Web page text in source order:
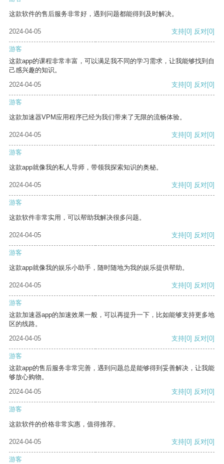
这款软件的售后服务非常好，遇到问题都能得到及时解决。
2024-04-05 支持[0] 反对[0]
游客
这款app的课程非常丰富，可以满足我不同的学习需求，让我能够找到自
己感兴趣的知识。
2024-04-05
支持[0] 反对[0]
游客
这款加速器VPM应用程序已经为我们带来了无限的流畅体验。
2024-04-05 支持[0] 反对[0]
游客
这款app就像我的私人导师，带领我探索知识的奥秘。
2024-04-05 支持[0] 反对[0]
游客
这款软件非常实用，可以帮助我解决很多问题。
2024-04-05 支持[0] 反对[0]
游客
这款app就像我的娱乐小助手，随时随地为我的娱乐提供帮助。
2024-04-05 支持[0] 反对[0]
游客
这款加速器app的加速效果一般，可以再提升一下，比如能够支持更多地
区的线路。
2024-04-05
支持[0] 反对[0]
游客
这款app的售后服务非常完善，遇到问题总是能够得到妥善解决，让我能
够放心购物。
2024-04-05
支持[0] 反对[0]
游客
这款软件的价格非常实惠，值得推荐。
2024-04-05 支持[0] 反对[0]
游客